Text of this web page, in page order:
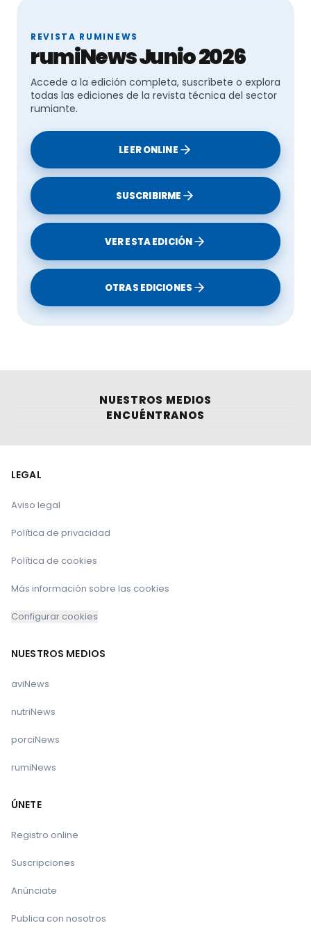
REVISTA RUMINEWS
rumiNews Junio 2026
Accede a la edición completa, suscríbete o explora
todas las ediciones de la revista técnica del sector
rumiante.
LEER ONLINE
SUSCRIBIRME
VER ESTA EDICIÓN
OTRAS EDICIONES
NUESTROS MEDIOS
ENCUÉNTRANOS
LEGAL
Aviso legal
Política de privacidad
Política de cookies
Más información sobre las cookies
Configurar cookies
NUESTROS MEDIOS
aviNews
nutriNews
porciNews
rumiNews
ÚNETE
Registro online
Suscripciones
Anúnciate
Publica con nosotros